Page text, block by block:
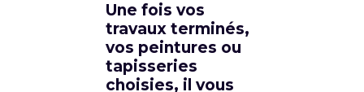
Une fois vos
travaux terminés,
vos peintures ou
tapisseries
choisies, il vous